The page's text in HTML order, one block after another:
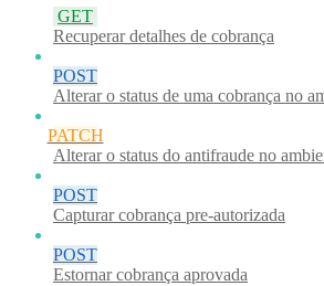
GET
Recuperar detalhes de cobrança
POST
Alterar o status de uma cobrança no
PATCH
Alterar o status do antifraude no
POST
Capturar cobrança pre-autorizada
POST
Estornar cobrança aprovada